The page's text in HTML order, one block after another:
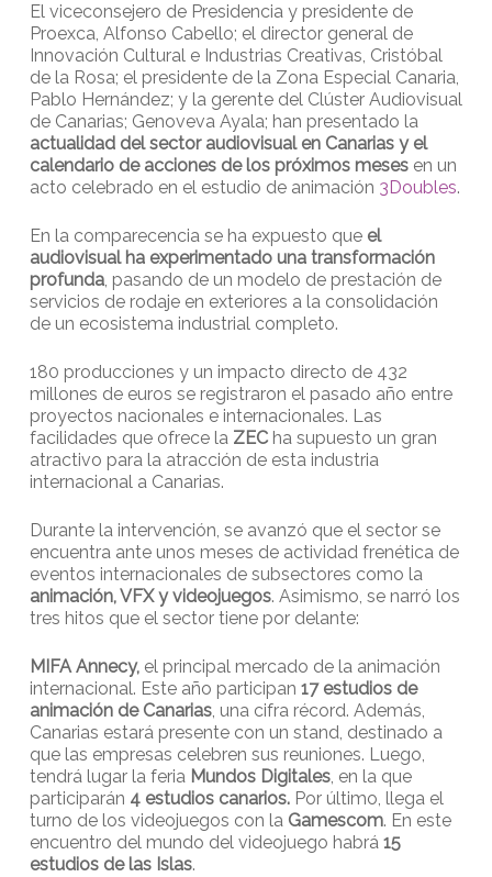
El viceconsejero de Presidencia y presidente de
Proexca, Alfonso Cabello; el director general de
Innovación Cultural e Industrias Creativas, Cristóbal
de la Rosa; el presidente de la Zona Especial Canaria,
Pablo Hernández; y la gerente del Clúster Audiovisual
de Canarias; Genoveva Ayala; han presentado la
actualidad del sector audiovisual en Canarias y el
calendario de acciones de los próximos mesesen un
acto celebrado en el estudio de animación 3Doubles.
En la comparecencia se ha expuesto que el
audiovisual ha experimentado una transformación
profunda, pasando de un modelo de prestación de
servicios de rodaje en exteriores a la consolidación
de un ecosistema industrial completo.
180 producciones y un impacto directo de 432
millones de euros se registraron el pasado año entre
proyectos nacionales e internacionales. Las
facilidades que ofrece la ZEC ha supuesto un gran
atractivo para la atracción de esta industria
internacional a Canarias.
Durante la intervención, se avanzó que el sector se
encuentra ante unos meses de actividad frenética de
eventos internacionales de subsectores como la
animación, VFX y videojuegos. Asimismo, se narró los
tres hitos que el sector tiene por delante:
MIFA Annecy,el principal mercado de la animación
internacional. Este año participan 17 estudios de
animación de Canarias, una cifra récord. Además,
Canarias estará presente con un stand, destinado a
que las empresas celebren sus reuniones. Luego,
tendrá lugar la feria Mundos Digitales, en la que
participarán 4 estudios canarios.Por último, llega el
turno de los videojuegos con la Gamescom. En este
encuentro del mundo del videojuego habrá 15
estudios de las Islas.